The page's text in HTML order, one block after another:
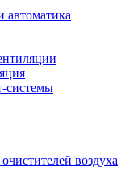
автоматика
системы
воздуха